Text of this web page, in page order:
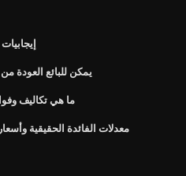
يمكن للبائع العودة
ما هي تكاليف
معدلات الفائدة الحقيقية وأسعار